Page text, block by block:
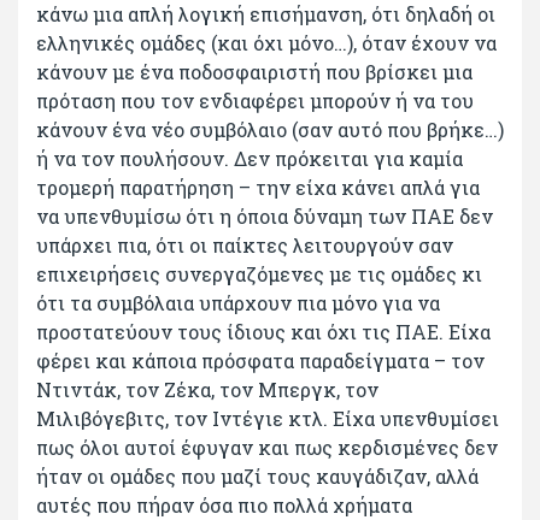
κάνω μια απλή λογική επισήμανση, ότι δηλαδή οι
ελληνικές ομάδες (και όχι μόνο…), όταν έχουν να
κάνουν με ένα ποδοσφαιριστή που βρίσκει μια
πρόταση που τον ενδιαφέρει μπορούν ή να του
κάνουν ένα νέο συμβόλαιο (σαν αυτό που βρήκε…)
ή να τον πουλήσουν. Δεν πρόκειται για καμία
τρομερή παρατήρηση – την είχα κάνει απλά για
να υπενθυμίσω ότι η όποια δύναμη των ΠΑΕ δεν
υπάρχει πια, ότι οι παίκτες λειτουργούν σαν
επιχειρήσεις συνεργαζόμενες με τις ομάδες κι
ότι τα συμβόλαια υπάρχουν πια μόνο για να
προστατεύουν τους ίδιους και όχι τις ΠΑΕ. Είχα
φέρει και κάποια πρόσφατα παραδείγματα – τον
Ντιντάκ, τον Ζέκα, τον Μπεργκ, τον
Μιλιβόγεβιτς, τον Ιντέγιε κτλ. Είχα υπενθυμίσει
πως όλοι αυτοί έφυγαν και πως κερδισμένες δεν
ήταν οι ομάδες που μαζί τους καυγάδιζαν, αλλά
αυτές που πήραν όσα πιο πολλά χρήματα